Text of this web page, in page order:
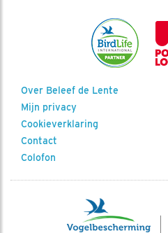
Over Beleef de Lente
Mijn privacy
Cookieverklaring
Contact
Colofon